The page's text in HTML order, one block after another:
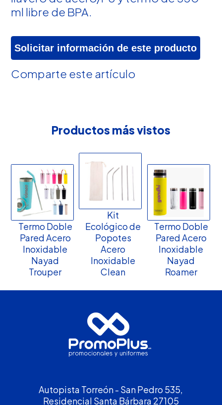
ml libre de BPA.
Solicitar información de este producto
Comparte este artículo
Productos más vistos
Termo Doble
Pared Acero
Inoxidable
Nayad
Trouper
Kit
Ecológico de
Popotes
Acero
Inoxidable
Clean
Termo Doble
Pared Acero
Inoxidable
Nayad
Roamer
Autopista Torreón - San Pedro 535,
Residencial Santa Bárbara 27105